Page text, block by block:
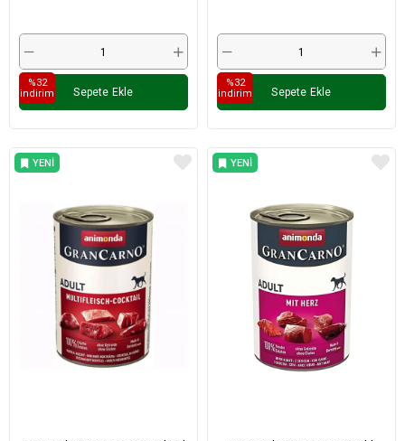
Sepete Ekle
%32
i̇ndirim
Sepete Ekle
%32
i̇ndirim
YENI
YENI